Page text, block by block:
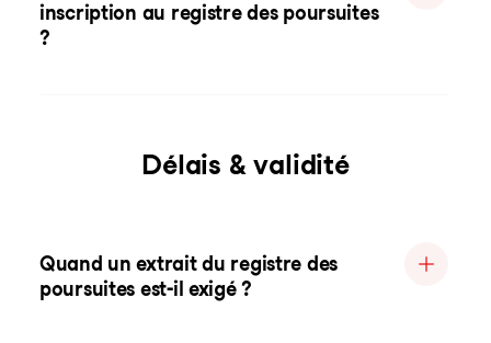
inscription au registre des poursuites
?
Délais & validité
Quand un extrait du registre des
poursuites est-il exigé ?